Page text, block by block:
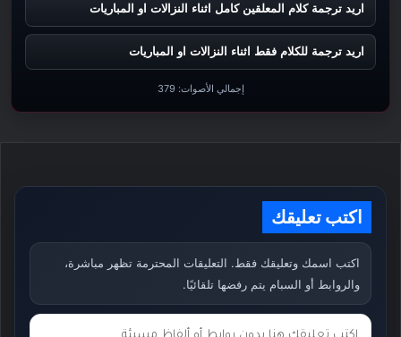
اريد ترجمة كلام المعلقين كامل اثناء النزالات او المباريات
اريد ترجمة للكلام فقط اثناء النزالات او المباريات
إجمالي الأصوات: 379
اكتب تعليقك
اكتب اسمك وتعليقك فقط. التعليقات المحترمة تظهر مباشرة،
والروابط أو السبام يتم رفضها تلقائيًا.
ت